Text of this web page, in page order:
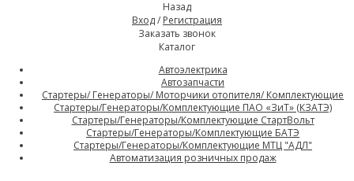
Назад
Вход/ Регистрация
Заказать звонок
Каталог
Автоэлектрика
Автозапчасти
Стартеры/ Генераторы/ Моторчики отопителя/ Комплектующие
Стартеры/Генераторы/Комплектующие ПАО «ЗиТ» (КЗАТЭ)
Стартеры/Генераторы/Комплектующие СтартВольт
Стартеры/Генераторы/Комплектующие БАТЭ
Стартеры/Генераторы/Комплектующие МТЦ "АДЛ"
Автоматизация розничных продаж